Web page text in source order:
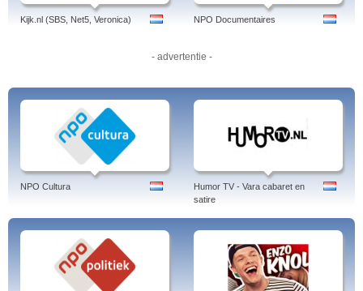
Kijk.nl (SBS, Net5, Veronica) NPO Documentaires
- advertentie -
NPO Cultura
Humor TV - Vara cabaret en
satire